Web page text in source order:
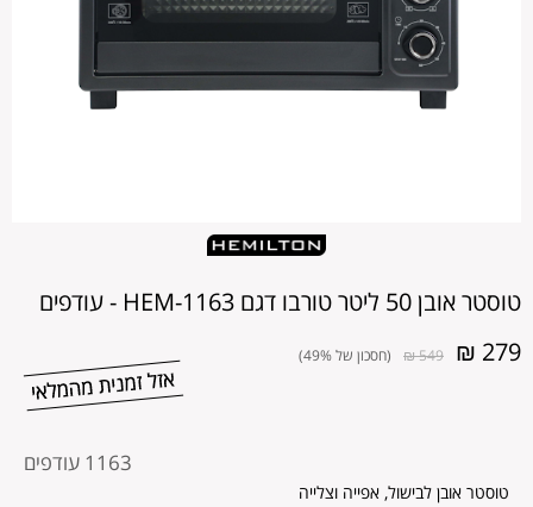
טוסטר אובן 50 ליטר טורבו דגם HEM-1163 - עודפים
279 ₪
549 ₪ (חסכון של 49%)
1163 עודפים
מוצר
טוסטר אובן לבישול, אפייה וצלייה